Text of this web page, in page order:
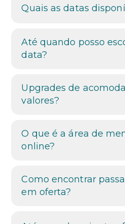
Quais as datas
Até quando posso
data?
Upgrades de
valores?
O que é a área de
online?
Como encontrar
em oferta?